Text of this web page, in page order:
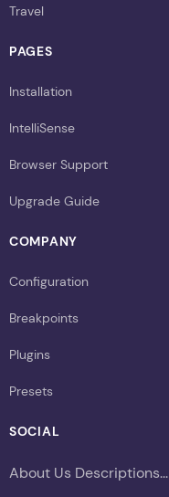
Travel
PAGES
Installation
IntelliSense
Browser Support
Upgrade Guide
COMPANY
Configuration
Breakpoints
Plugins
Presets
SOCIAL
About Us Descriptions...